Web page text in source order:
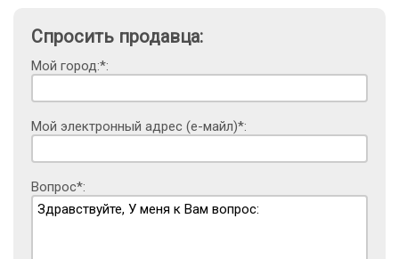
Спросить продавца:
Мой город:*:
Мой электронный адрес (е-майл)*:
Вопрос*: